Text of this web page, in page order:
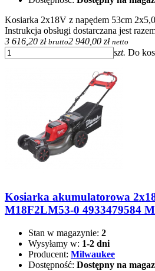
Kosiarka 2x18V z napędem 53cm
Instrukcja obsługi dostarczana jest
3 616,20 zł brutto2 940,00 zł netto
szt. Do
Kosiarka akumulatorowa
M18F2LM53-0 4933479584
Stan w magazynie: 2
Wysyłamy w: 1-2 dni
Producent: Milwaukee
Dostępność: Dostępny na